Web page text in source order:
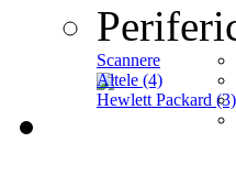
Scannere
Altele (4)
Hewlett Packard (3)